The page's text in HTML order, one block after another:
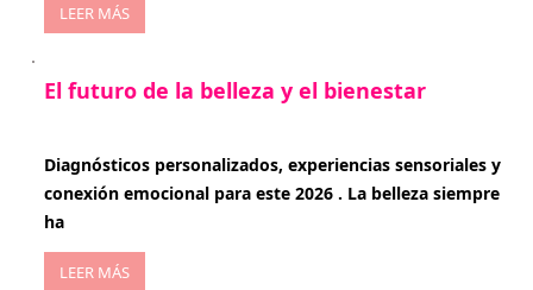
LEER MÁS
El futuro de la belleza y el bienestar
Diagnósticos personalizados, experiencias sensoriales y
conexión emocional para este 2026 . La belleza siempre
ha
LEER MÁS